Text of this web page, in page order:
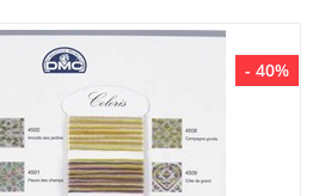
- 40%